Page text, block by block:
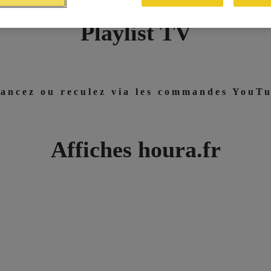
Playlist TV
ou reculez via les commandes
Affiches houra.fr